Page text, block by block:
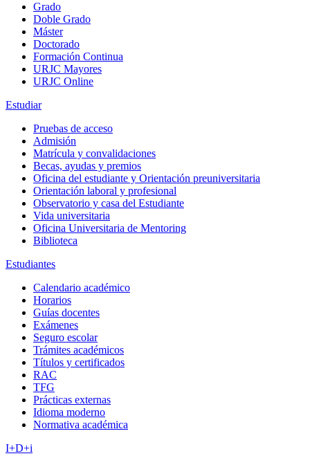
Grado
Doble Grado
Máster
Doctorado
Formación Continua
URJC Mayores
URJC Online
Estudiar
Pruebas de acceso
Admisión
Matrícula y convalidaciones
Becas, ayudas y premios
Oficina del estudiante y Orientación preuniversitaria
Orientación laboral y profesional
Observatorio y casa del Estudiante
Vida universitaria
Oficina Universitaria de Mentoring
Biblioteca
Estudiantes
Calendario académico
Horarios
Guías docentes
Exámenes
Seguro escolar
Trámites académicos
Títulos y certificados
RAC
TFG
Prácticas externas
Idioma moderno
Normativa académica
I+D+i